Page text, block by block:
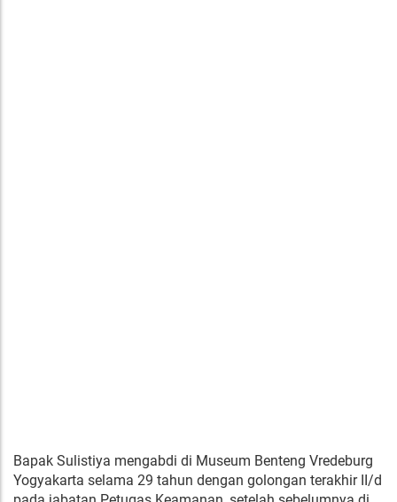
Bapak Sulistiya mengabdi di Museum Benteng Vredeburg
Yogyakarta selama 29 tahun dengan golongan terakhir II/d